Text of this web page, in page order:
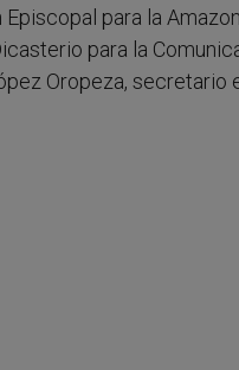
para la
para la
Oropeza, secretario